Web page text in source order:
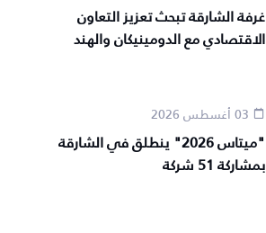
غرفة الشارقة تبحث تعزيز التعاون
الاقتصادي مع الدومينيكان والهند
"ميتاس 2026" ينطلق في الشارقة
بمشاركة 51 شركة